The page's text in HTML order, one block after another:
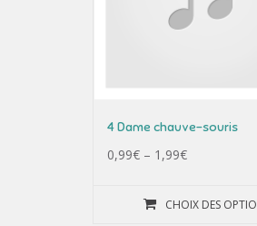
4 Dame chauve-souris
0,99€ – 1,99€
CHOIX DES